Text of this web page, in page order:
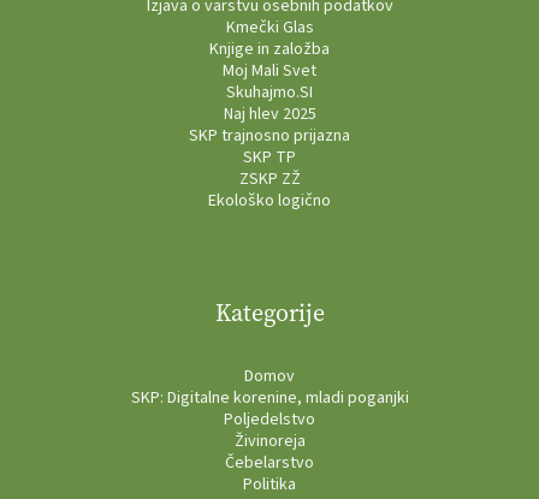
Izjava o varstvu osebnih podatkov
Kmečki Glas
Knjige in založba
Moj Mali Svet
Skuhajmo.SI
Naj hlev 2025
SKP trajnosno prijazna
SKP TP
ZSKP ZŽ
Ekološko logično
Kategorije
Domov
SKP: Digitalne korenine, mladi poganjki
Poljedelstvo
Živinoreja
Čebelarstvo
Politika